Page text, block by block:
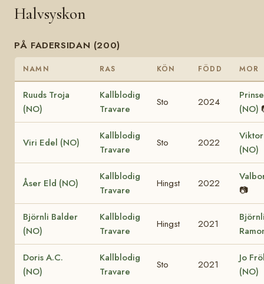
Halvsyskon
PÅ FADERSIDAN (200)
NAMN RAS KÖN FÖDD MOR
Ruuds Troja
(NO)
Kallblodig
Travare
Sto 2024
(NO)
Viri Edel (NO)
Kallblodig
Travare
Sto 2022
(NO)
Åser Eld (NO)
Kallblodig
Travare
Hingst 2022
📷
Björnli Balder
(NO)
Kallblodig
Travare
Hingst 2021
Doris A.C.
(NO)
Kallblodig
Travare
Sto 2021
Jo
(NO)